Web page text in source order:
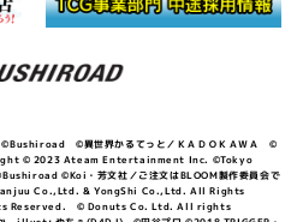
©異世界かるてっと／ＫＡＤＯＫＡＷＡ ©
© 2023 Ateam Entertainment Inc. ©Tokyo
©Koi・芳文社／ご注文はBLOOM製作委員会で
Co.,Ltd. & YongShi Co.,Ltd. All Rights
Reserved. © Donuts Co. Ltd. All rights